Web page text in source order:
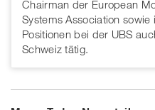
Chairman der European
Systems Association sowie
Positionen bei der UBS
Schweiz tätig.